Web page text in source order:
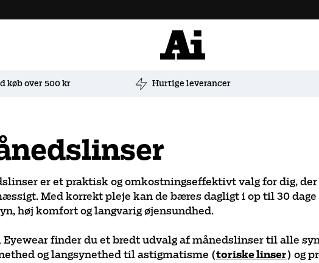
køb over 500 kr Hurtige leverancer
er et praktisk og omkostningseffektivt valg for dig,
Med korrekt pleje kan de bæres dagligt i op til 30 dage
høj komfort og langvarig øjensundhed.
Eyewear finder du et bredt udvalg af månedslinser til alle
og langsynethed til astigmatisme (toriske linser) og